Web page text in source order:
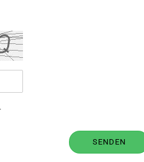
SENDEN